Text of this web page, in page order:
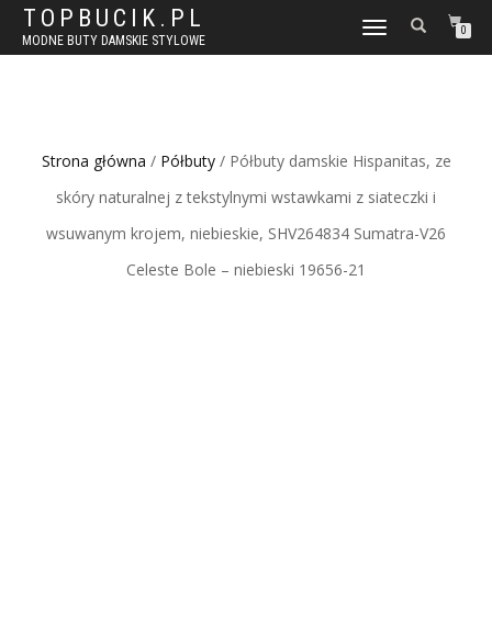
TOPBUCIK.PL
MODNE BUTY DAMSKIE STYLOWE
WŁĄCZ
NAWIGACJĘ
0
Strona główna / Półbuty/ Półbuty damskie Hispanitas, ze
skóry naturalnej z tekstylnymi wstawkami z siateczki i
wsuwanym krojem, niebieskie, SHV264834 Sumatra-V26
Celeste Bole – niebieski 19656-21